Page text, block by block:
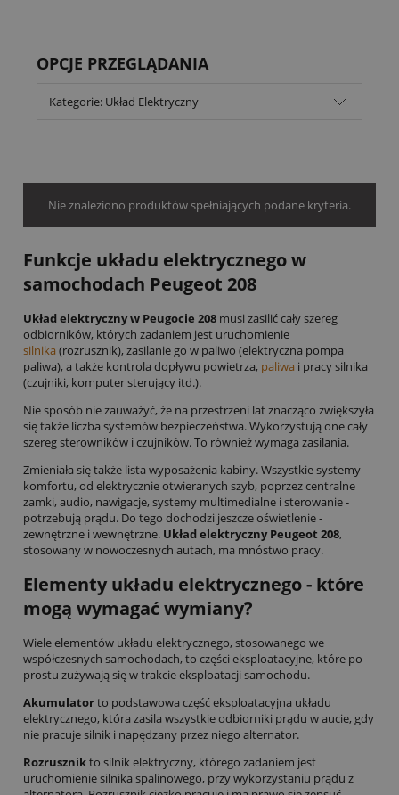
OPCJE PRZEGLĄDANIA
Kategorie: Układ Elektryczny
Nie znaleziono produktów spełniających podane kryteria.
Funkcje układu elektrycznego w
samochodach Peugeot 208
Układ elektryczny w Peugocie 208 musi zasilić cały szereg
odbiorników, których zadaniem jest uruchomienie
silnika (rozrusznik), zasilanie go w paliwo (elektryczna pompa
paliwa), a także kontrola dopływu powietrza, paliwa i pracy silnika
(czujniki, komputer sterujący itd.).
Nie sposób nie zauważyć, że na przestrzeni lat znacząco zwiększyła
się także liczba systemów bezpieczeństwa. Wykorzystują one cały
szereg sterowników i czujników. To również wymaga zasilania.
Zmieniała się także lista wyposażenia kabiny. Wszystkie systemy
komfortu, od elektrycznie otwieranych szyb, poprzez centralne
zamki, audio, nawigacje, systemy multimedialne i sterowanie -
potrzebują prądu. Do tego dochodzi jeszcze oświetlenie -
zewnętrzne i wewnętrzne. Układ elektryczny Peugeot 208,
stosowany w nowoczesnych autach, ma mnóstwo pracy.
Elementy układu elektrycznego - które
mogą wymagać wymiany?
Wiele elementów układu elektrycznego, stosowanego we
współczesnych samochodach, to części eksploatacyjne, które po
prostu zużywają się w trakcie eksploatacji samochodu.
Akumulatorto podstawowa część eksploatacyjna układu
elektrycznego, która zasila wszystkie odbiorniki prądu w aucie, gdy
nie pracuje silnik i napędzany przez niego alternator.
Rozrusznikto silnik elektryczny, którego zadaniem jest
uruchomienie silnika spalinowego, przy wykorzystaniu prądu z